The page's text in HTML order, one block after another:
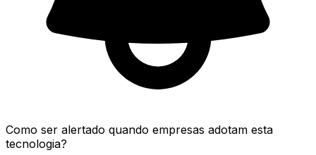
Como ser alertado quando empresas adotam esta
tecnologia?